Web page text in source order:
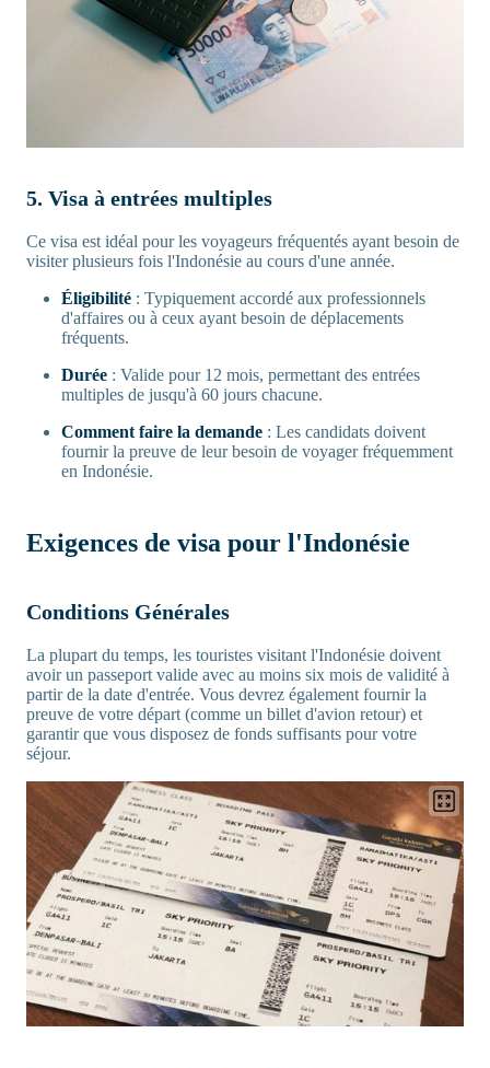
5. Visa à entrées multiples
Ce visa est idéal pour les voyageurs fréquentés ayant besoin de
visiter plusieurs fois l'Indonésie au cours d'une année.
Éligibilité : Typiquement accordé aux professionnels
d'affaires ou à ceux ayant besoin de déplacements
fréquents.
Durée : Valide pour 12 mois, permettant des entrées
multiples de jusqu'à 60 jours chacune.
Comment faire la demande : Les candidats doivent
fournir la preuve de leur besoin de voyager fréquemment
en Indonésie.
Exigences de visa pour l'Indonésie
Conditions Générales
La plupart du temps, les touristes visitant l'Indonésie doivent
avoir un passeport valide avec au moins six mois de validité à
partir de la date d'entrée. Vous devrez également fournir la
preuve de votre départ (comme un billet d'avion retour) et
garantir que vous disposez de fonds suffisants pour votre
séjour.